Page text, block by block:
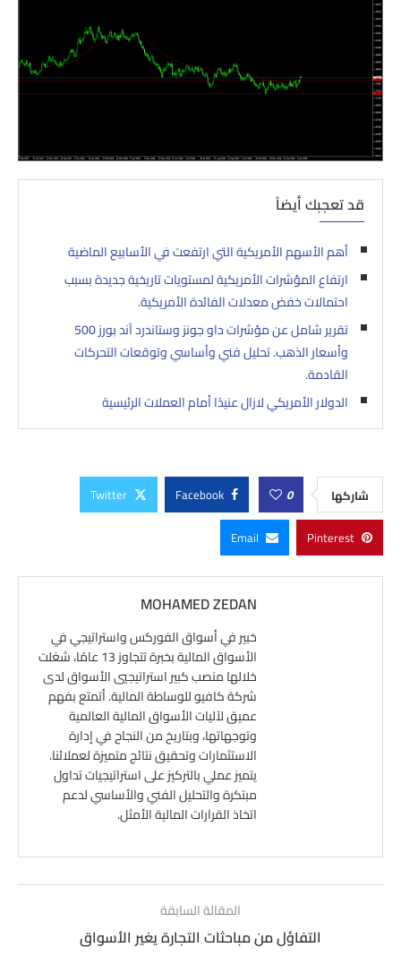
قد تعجبك أيضاً
أهم الأسهم الأمريكية التي ارتفعت في الأسابيع الماضية
ارتفاع المؤشرات الأمريكية لمستويات تاريخية جديدة بسبب
احتمالات خفض معدلات الفائدة الأمريكية.
تقرير شامل عن مؤشرات داو جونز وستاندرد آند بورز 500
وأسعار الذهب. تحليل فني وأساسي وتوقعات التحركات
القادمة.
الدولار الأمريكي لازال عنيدًا أمام العملات الرئيسية
شاركها 0
Facebook
Twitter
Pinterest
Email
MOHAMED ZEDAN
خبير في أسواق الفوركس واستراتيجي في
الأسواق المالية بخبرة تتجاوز 13 عامًا، شغلت
خلالها منصب كبير استراتيجيي الأسواق لدى
شركة كافيو للوساطة المالية. أتمتع بفهم
عميق لآليات الأسواق المالية العالمية
وتوجهاتها، وبتاريخ من النجاح في إدارة
الاستثمارات وتحقيق نتائج متميزة لعملائنا.
يتميز عملي بالتركيز على استراتيجيات تداول
مبتكرة والتحليل الفني والأساسي لدعم
اتخاذ القرارات المالية الأمثل.
المقالة السابقة
التفاؤل من مباحثات التجارة يغير الأسواق